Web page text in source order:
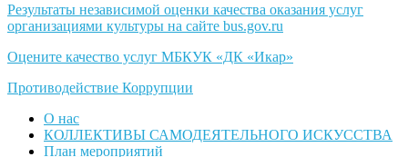
Результаты независимой оценки качества оказания услуг
организациями культуры на сайте bus.gov.ru
Оцените качество услуг МБКУК «ДК «Икар»
Противодействие Коррупции
О нас
КОЛЛЕКТИВЫ САМОДЕЯТЕЛЬНОГО ИСКУССТВА
План мероприятий